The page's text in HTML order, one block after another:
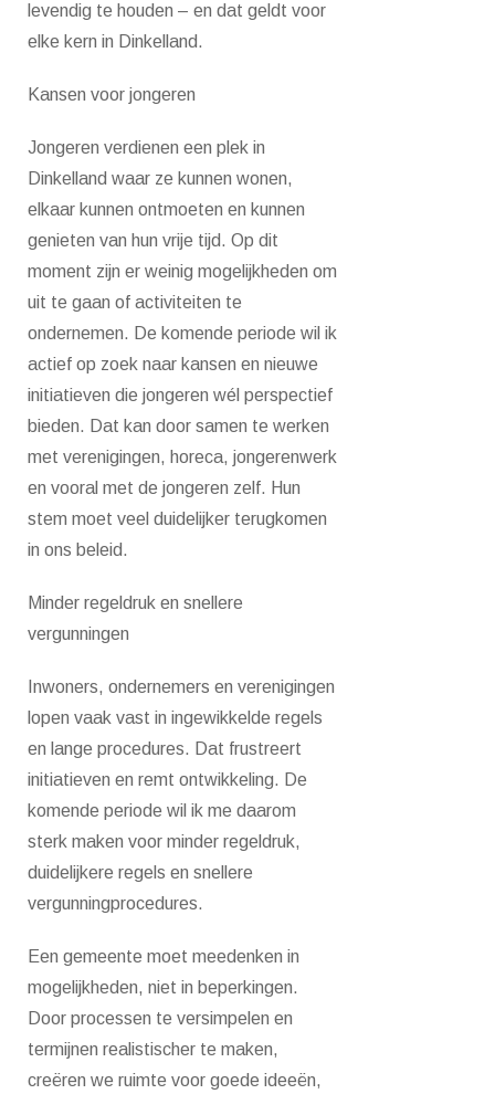
levendig te houden – en dat geldt voor
elke kern in Dinkelland.
Kansen voor jongeren
Jongeren verdienen een plek in
Dinkelland waar ze kunnen wonen,
elkaar kunnen ontmoeten en kunnen
genieten van hun vrije tijd. Op dit
moment zijn er weinig mogelijkheden om
uit te gaan of activiteiten te
ondernemen. De komende periode wil ik
actief op zoek naar kansen en nieuwe
initiatieven die jongeren wél perspectief
bieden. Dat kan door samen te werken
met verenigingen, horeca, jongerenwerk
en vooral met de jongeren zelf. Hun
stem moet veel duidelijker terugkomen
in ons beleid.
Minder regeldruk en snellere
vergunningen
Inwoners, ondernemers en verenigingen
lopen vaak vast in ingewikkelde regels
en lange procedures. Dat frustreert
initiatieven en remt ontwikkeling. De
komende periode wil ik me daarom
sterk maken voor minder regeldruk,
duidelijkere regels en snellere
vergunningprocedures.
Een gemeente moet meedenken in
mogelijkheden, niet in beperkingen.
Door processen te versimpelen en
termijnen realistischer te maken,
creëren we ruimte voor goede ideeën,